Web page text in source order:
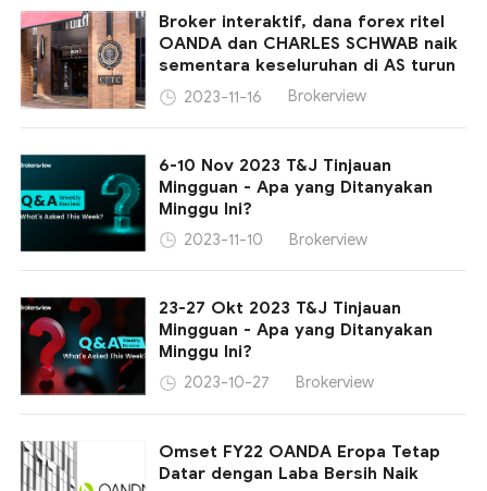
Broker interaktif, dana forex ritel
OANDA dan CHARLES SCHWAB naik
sementara keseluruhan di AS turun
2023-11-16 Brokerview
6-10 Nov 2023 T&J Tinjauan
Mingguan - Apa yang Ditanyakan
Minggu Ini?
2023-11-10 Brokerview
23-27 Okt 2023 T&J Tinjauan
Mingguan - Apa yang Ditanyakan
Minggu Ini?
2023-10-27 Brokerview
Omset FY22 OANDA Eropa Tetap
Datar dengan Laba Bersih Naik